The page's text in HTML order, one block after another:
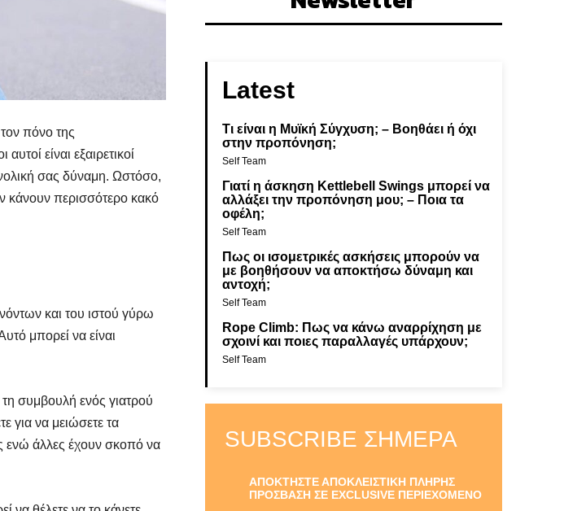
πόνο της
είναι εξαιρετικοί
σας δύναμη. Ωστόσο,
κάνουν περισσότερο κακό
και του ιστού γύρω
μπορεί να είναι
συμβουλή ενός γιατρού
για να μειώσετε τα
ενώ άλλες έχουν σκοπό να
Latest
Τι είναι η Μυϊκή Σύγχυση; – Βοηθάει ή όχι
στην προπόνηση;
Self Team
Γιατί η άσκηση Kettlebell Swings μπορεί να
αλλάξει την προπόνηση μου; – Ποια τα
οφέλη;
Self Team
Πως οι ισομετρικές ασκήσεις μπορούν να
με βοηθήσουν να αποκτήσω δύναμη και
αντοχή;
Self Team
Rope Climb: Πως να κάνω αναρρίχηση με
σχοινί και ποιες παραλλαγές υπάρχουν;
Self Team
SUBSCRIBE ΣΉΜΕΡΑ
ΑΠΟΚΤΗΣΤΕ ΑΠΟΚΛΕΙΣΤΙΚΗ ΠΛΗΡΗΣ
ΠΡΟΣΒΑΣΗ ΣΕ EXCLUSIVE ΠΕΡΙΕΧΟΜΕΝΟ